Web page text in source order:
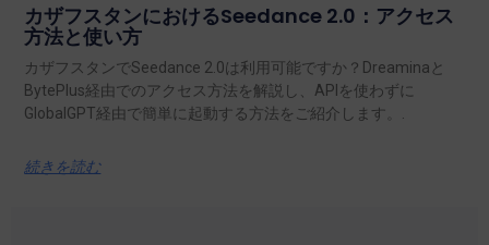
カザフスタンにおけるSeedance 2.0：アクセス
方法と使い方
カザフスタンでSeedance 2.0は利用可能ですか？Dreaminaと
BytePlus経由でのアクセス方法を解説し、APIを使わずに
GlobalGPT経由で簡単に起動する方法をご紹介します。.
続きを読む